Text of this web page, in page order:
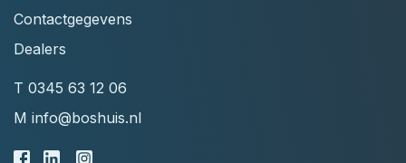
Contactgegevens
Dealers
T 0345 63 12 06
M info@boshuis.nl